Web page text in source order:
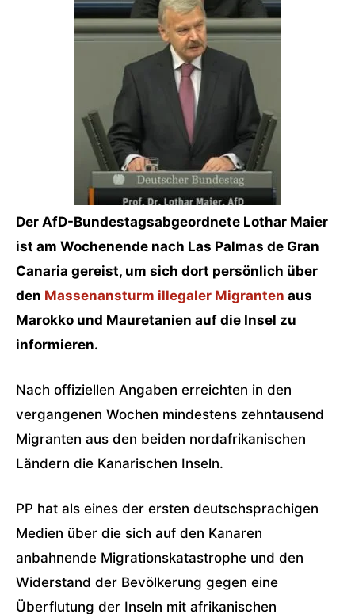
Der AfD-Bundestagsabgeordnete Lothar Maier
ist am Wochenende nach Las Palmas de Gran
Canaria gereist, um sich dort persönlich über
den Massenansturm illegaler Migranten aus
Marokko und Mauretanien auf die Insel zu
informieren.
Nach offiziellen Angaben erreichten in den
vergangenen Wochen mindestens zehntausend
Migranten aus den beiden nordafrikanischen
Ländern die Kanarischen Inseln.
PP hat als eines der ersten deutschsprachigen
Medien über die sich auf den Kanaren
anbahnende Migrationskatastrophe und den
Widerstand der Bevölkerung gegen eine
Überflutung der Inseln mit afrikanischen